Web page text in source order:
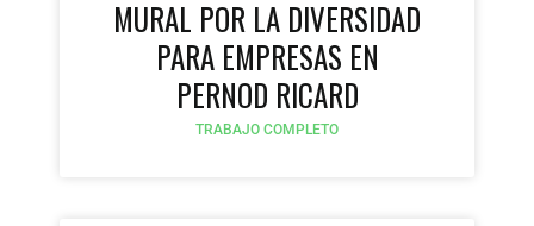
MURAL POR LA DIVERSIDAD
PARA EMPRESAS EN
PERNOD RICARD
TRABAJO COMPLETO